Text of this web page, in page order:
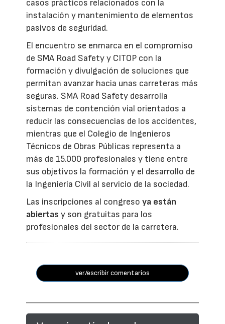
casos prácticos relacionados con la
instalación y mantenimiento de elementos
pasivos de seguridad.
El encuentro se enmarca en el compromiso
de SMA Road Safety y CITOP con la
formación y divulgación de soluciones que
permitan avanzar hacia unas carreteras más
seguras. SMA Road Safety desarrolla
sistemas de contención vial orientados a
reducir las consecuencias de los accidentes,
mientras que el Colegio de Ingenieros
Técnicos de Obras Públicas representa a
más de 15.000 profesionales y tiene entre
sus objetivos la formación y el desarrollo de
la Ingeniería Civil al servicio de la sociedad.
Las inscripciones al congresoya están
abiertas y son gratuitas para los
profesionales del sector de la carretera.
ver/escribir comentarios